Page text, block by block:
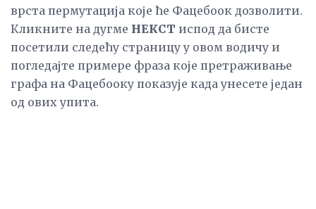
врста пермутација које ће Фацебоок дозволити.
Кликните на дугме НЕКСТ испод да бисте
посетили следећу страницу у овом водичу и
погледајте примере фраза које претраживање
графа на Фацебооку показује када унесете један
од ових упита.